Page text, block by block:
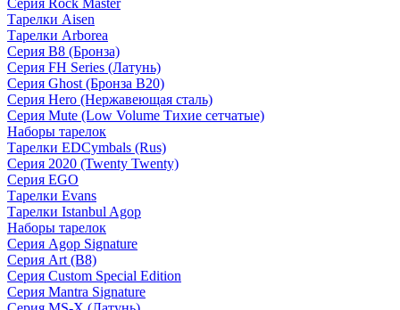
Серия Rock Master
Тарелки Aisen
Тарелки Arborea
Серия B8 (Бронза)
Серия FH Series (Латунь)
Серия Ghost (Бронза B20)
Серия Hero (Нержавеющая сталь)
Серия Mute (Low Volume Тихие сетчатые)
Наборы тарелок
Тарелки EDCymbals (Rus)
Серия 2020 (Twenty Twenty)
Серия EGO
Тарелки Evans
Тарелки Istanbul Agop
Наборы тарелок
Серия Agop Signature
Серия Art (B8)
Серия Custom Special Edition
Серия Mantra Signature